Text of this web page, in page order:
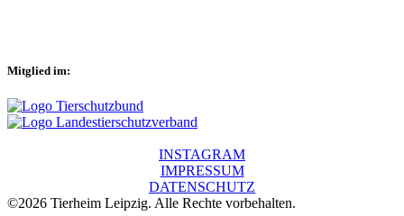
Mitglied im:
INSTAGRAM
IMPRESSUM
DATENSCHUTZ
©2026 Tierheim Leipzig. Alle Rechte vorbehalten.